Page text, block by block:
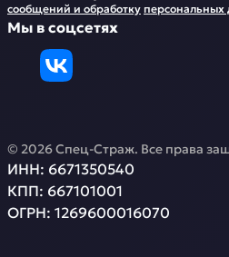
сообщений и обработку персональных
Мы в соцсетях
© 2026Спец-Страж. Все права
ИНН: 6671350540
КПП: 667101001
ОГРН: 1269600016070